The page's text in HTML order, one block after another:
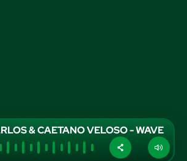
& CAETANO VELOSO - WAVE